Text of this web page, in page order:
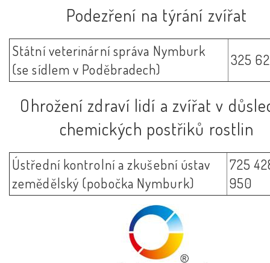
Podezření na týrání zvířat
Státní veterinární správa Nymburk
(se sídlem v Poděbradech)
325
Ohrožení zdraví lidí a zvířat v
chemických postřiků rostlin
Ústřední kontrolní a zkušební ústav
zemědělský (pobočka Nymburk)
725
950